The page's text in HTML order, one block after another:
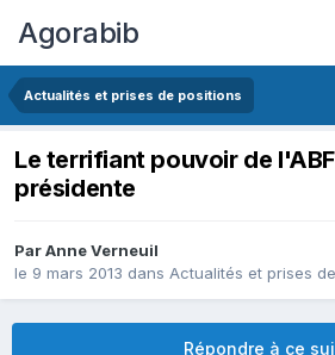
Agorabib
Actualités et prises de positions
Le terrifiant pouvoir de
présidente
Par Anne Verneuil
le 9 mars 2013 dans Actualités et prises
Répondre à ce